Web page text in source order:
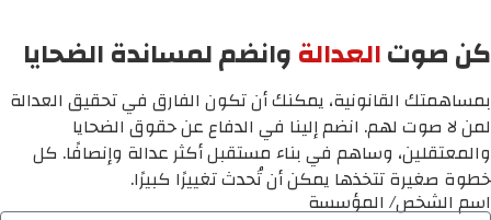
كن صوتالعدالةوانضم لمساندة الضحايا
بمساهمتك القانونية، يمكنك أن تكون الفارق في تحقيق العدالة
لمن لا صوت لهم. انضم إلينا في الدفاع عن حقوق الضحايا
والمعتقلين، وساهم في بناء مستقبل أكثر عدالة وإنصافًا. كل
خطوة صغيرة تتخذها يمكن أن تُحدث تغييرًا كبيرًا.
اسم الشخص/ المؤسسة